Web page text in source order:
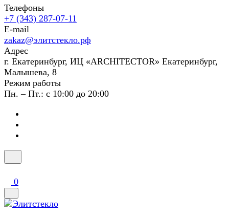
Телефоны
+7 (343) 287-07-11
E-mail
zakaz@элитстекло.рф
Адрес
г. Екатеринбург, ИЦ «ARCHITECTOR» Екатеринбург,
Малышева, 8
Режим работы
Пн. – Пт.: с 10:00 до 20:00
0